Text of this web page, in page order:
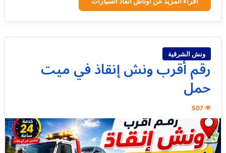
ونش الشرقية
رقم أقرب ونش إنقاذ في ميت
حمل
507